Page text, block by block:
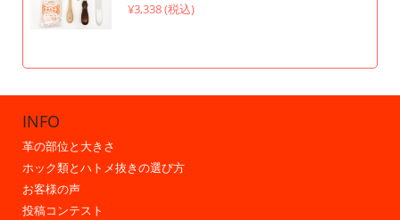
¥3,338 (税込)
INFO
革の部位と大きさ
ホック類とハトメ抜きの選び方
お客様の声
投稿コンテスト